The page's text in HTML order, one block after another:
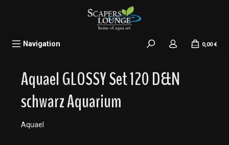
Navigation 0,00 €
Aquael GLOSSY Set 120 D&N
schwarz Aquarium
Aquael